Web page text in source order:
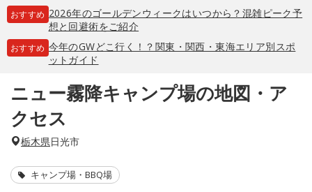
おすすめ 2026年のゴールデンウィークはいつから？混雑ピーク予
想と回避術をご紹介
おすすめ 今年のGWどこ行く！？関東・関西・東海エリア別スポ
ットガイド
ニュー霧降キャンプ場の地図・ア
クセス
栃木県日光市
キャンプ場・BBQ場